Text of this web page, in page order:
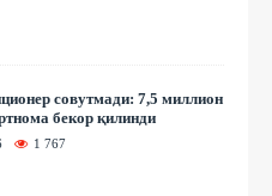
совутмади: 7,5 миллион
бекор қилинди
1 767